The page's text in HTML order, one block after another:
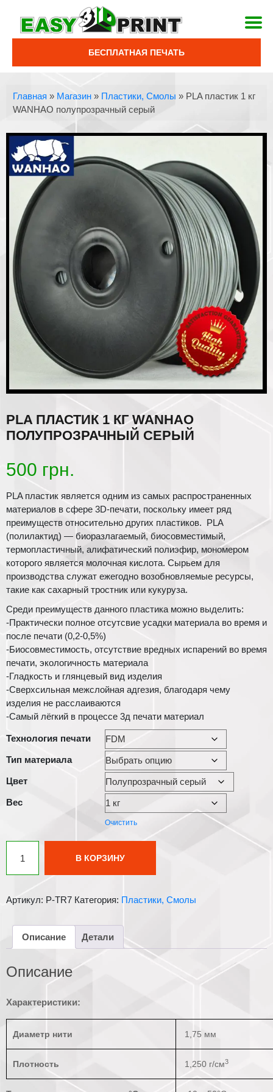
БЕСПЛАТНАЯ ПЕЧАТЬ
Главная » Магазин » Пластики, Смолы » PLA пластик 1 кг
WANHAO полупрозрачный серый
PLA ПЛАСТИК 1 КГ WANHAO
ПОЛУПРОЗРАЧНЫЙ СЕРЫЙ
500 грн.
PLA пластик является одним из самых распространенных
материалов в сфере 3D-печати, поскольку имеет ряд
преимуществ относительно других пластиков. PLA
(полилактид) — биоразлагаемый, биосовместимый,
термопластичный, алифатический полиэфир, мономером
которого является молочная кислота. Сырьем для
производства служат ежегодно возобновляемые ресурсы,
такие как сахарный тростник или кукуруза.
Среди преимуществ данного пластика можно выделить:
-Практически полное отсутсвие усадки материала во время и
после печати (0,2-0,5%)
-Биосовместимость, отсутствие вредных испарений во время
печати, экологичность материала
-Гладкость и глянцевый вид изделия
-Сверхсильная межслойная адгезия, благодаря чему
изделия не расслаиваются
-Самый лёгкий в процессе 3д печати материал
Технология печати
Тип материала
Цвет
Вес
Очистить
товара
PLA
1
WANHAO
полупрозрачный
В КОРЗИНУ
Артикул: P-TR7 Категория: Пластики, Смолы
Описание Детали
Описание
Характеристики:
Диаметр нити 1,75 мм
Плотность 1,250 г/см3